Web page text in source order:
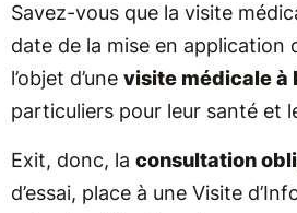
Savez-vous que la visite
date de la mise en application
l’objet d’une visite médicale à
particuliers pour leur santé et
Exit, donc, la consultation
d’essai, place à une Visite